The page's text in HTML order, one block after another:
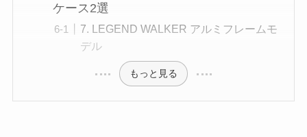
ケース2選
7. LEGEND WALKER アルミフレームモ
デル
もっと見る